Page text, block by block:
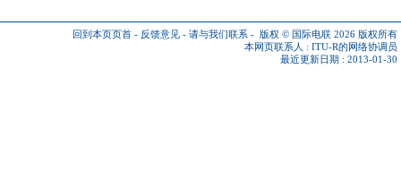
回到本页页首 - 反馈意见 - 请与我们联系 - 版权 © 国际电联 2026 版权所有
本网页联系人 : ITU-R的网络协调员
最近更新日期 : 2013-01-30